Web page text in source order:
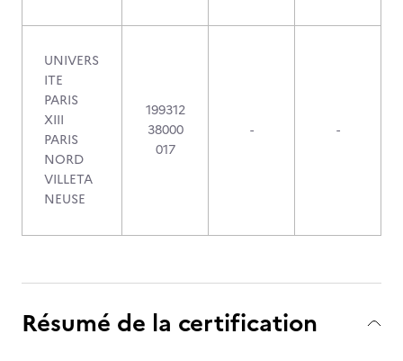
UNIVERS
ITE
PARIS
XIII
PARIS
NORD
VILLETA
NEUSE
199312
38000
017
- -
Résumé de la certification